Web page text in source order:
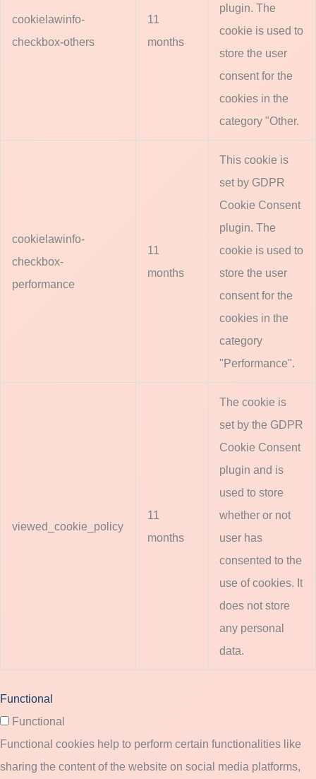
cookielawinfo-
checkbox-others
11
months
plugin. The
cookie is used to
store the user
consent for the
cookies in the
category "Other.
cookielawinfo-
checkbox-
performance
11
months
This cookie is
set by GDPR
Cookie Consent
plugin. The
cookie is used to
store the user
consent for the
cookies in the
category
"Performance".
viewed_cookie_policy
11
months
The cookie is
set by the GDPR
Cookie Consent
plugin and is
used to store
whether or not
user has
consented to the
use of cookies. It
does not store
any personal
data.
Functional
Functional
Functional cookies help to perform certain functionalities like
sharing the content of the website on social media platforms,